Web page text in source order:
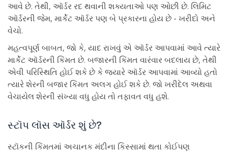
આવે છે. તેથી, ઑર્ડર રદ થવાની શક્યતાઓ પણ ઓછી છે. લિમિટ
ઑર્ડરની જેમ, માર્કેટ ઑર્ડર પણ બે પ્રકારના હોય છે - ખરીદો અને
વેચો.
મહત્વપૂર્ણ બાબત, જો કે, યાદ રાખવું એ ઑર્ડર આપવામાં આવે ત્યારે
માર્કેટ ઑર્ડરની કિંમત છે. બજારની કિંમત વારંવાર બદલાય છે, તેથી
એવી પરિસ્થિતિ હોઈ શકે છે કે જ્યારે ઑર્ડર આપવામાં આવ્યો હતો
ત્યારે શેરની બજાર કિંમત અલગ હોઈ શકે છે. જો ખરીદેલ અથવા
વેચાયેલ શેરની સંખ્યા વધુ હોય તો તફાવત વધુ હશે.
સ્ટૉપ લૉસ ઑર્ડર શું છે?
સ્ટૉકની કિંમતમાં અચાનક મંદીના કિસ્સામાં થતા કોઈપણ